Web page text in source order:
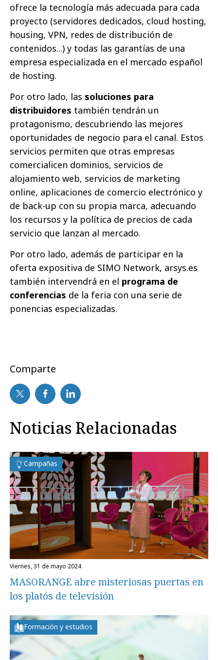
ofrece la tecnología más adecuada para cada
proyecto (servidores dedicados, cloud hosting,
housing, VPN, redes de distribución de
contenidos...) y todas las garantías de una
empresa especializada en el mercado español
de hosting.
Por otro lado, las soluciones para
distribuidores también tendrán un
protagonismo, descubriendo las mejores
oportunidades de negocio para el canal. Estos
servicios permiten que otras empresas
comercialicen dominios, servicios de
alojamiento web, servicios de marketing
online, aplicaciones de comercio electrónico y
de back-up con su propia marca, adecuando
los recursos y la política de precios de cada
servicio que lanzan al mercado.
Por otro lado, además de participar en la
oferta expositiva de SIMO Network, arsys.es
también intervendrá en el programa de
conferencias de la feria con una serie de
ponencias especializadas.
Comparte
Noticias Relacionadas
Campañas
viernes, 31 de mayo 2024
MASORANGE abre misteriosas puertas en
los platós de televisión
Formación y estudios